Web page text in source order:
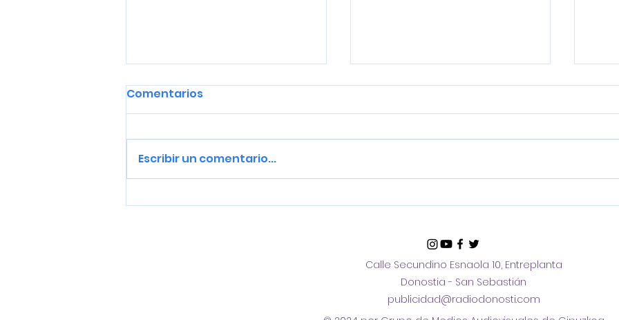
Tigrea, iganderarte
Jon Insausti en
Comentarios
Escribir un comentario...
Calle Secundino Esnaola 10, Entreplanta
Donostia - San Sebastián
publicidad@radiodonosti.com